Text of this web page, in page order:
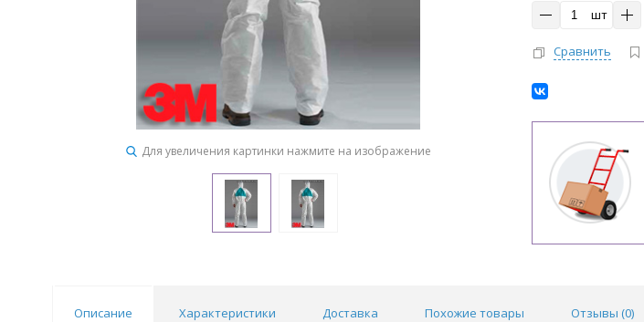
Для увеличения картинки нажмите на изображение
шт
Сравнить
Описание Характеристики Доставка Похожие товары Отзывы (0)